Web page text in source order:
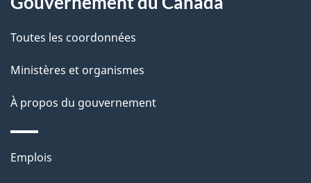
e
l
a
p
a
g
Toutes les coordonnées
Ministères et organismes
À propos du gouvernement
Thèmes
Emplois